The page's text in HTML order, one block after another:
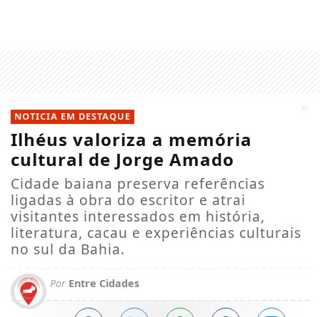
NOTICIA EM DESTAQUE
Ilhéus valoriza a memória
cultural de Jorge Amado
Cidade baiana preserva referências
ligadas à obra do escritor e atrai
visitantes interessados em história,
literatura, cacau e experiências culturais
no sul da Bahia.
Por Entre Cidades